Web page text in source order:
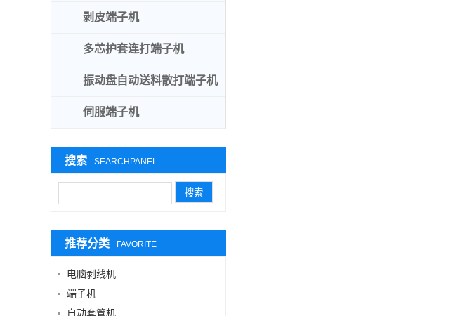
剥皮端子机
多芯护套连打端子机
振动盘自动送料散打端子机
伺服端子机
搜索 SEARCHPANEL
推荐分类 FAVORITE
电脑剥线机
端子机
自动套管机